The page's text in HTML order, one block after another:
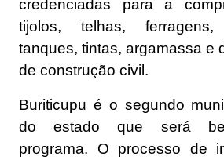
credenciadas para a
tijolos, telhas,
tanques, tintas, argamassa e
de construção civil.
Buriticupu é o segundo
do estado que será
programa. O processo de